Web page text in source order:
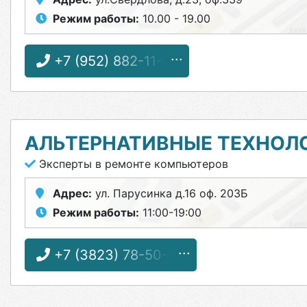
Режим работы: 10.00 - 19.00
+7 (952) 882-11-01
АЛЬТЕРНАТИВНЫЕ
Эксперты в ремонте компьютеров
Адрес: ул. Парусинка д.16 оф. 203Б
Режим работы: 11:00-19:00
+7 (3823) 78-50-05